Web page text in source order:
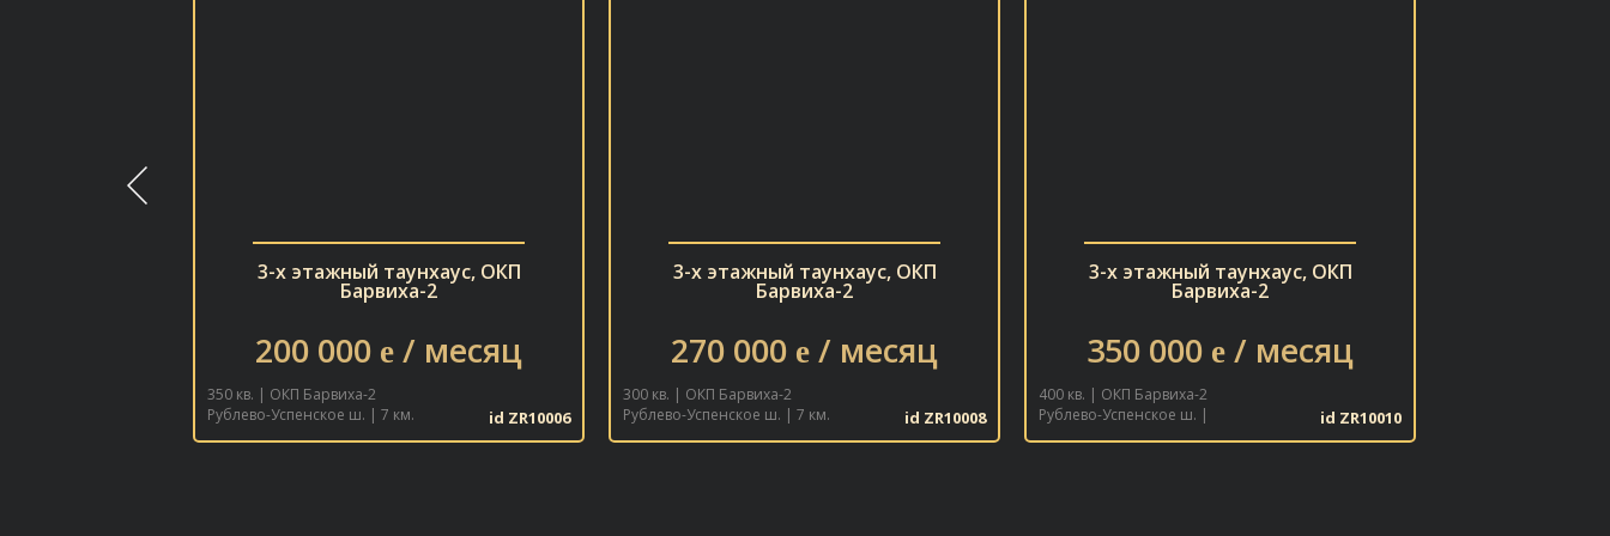
3-х этажный таунхаус, ОКП
Барвиха-2
200 000 e / месяц
350 кв. | ОКП Барвиха-2
Рублево-Успенское ш. | 7 км.
id ZR10006
3-х этажный таунхаус, ОКП
Барвиха-2
270 000 e / месяц
300 кв. | ОКП Барвиха-2
Рублево-Успенское ш. | 7 км.
id ZR10008
3-х этажный таунхаус, ОКП
Барвиха-2
350 000 e / месяц
400 кв. | ОКП Барвиха-2
Рублево-Успенское ш. |
id ZR10010